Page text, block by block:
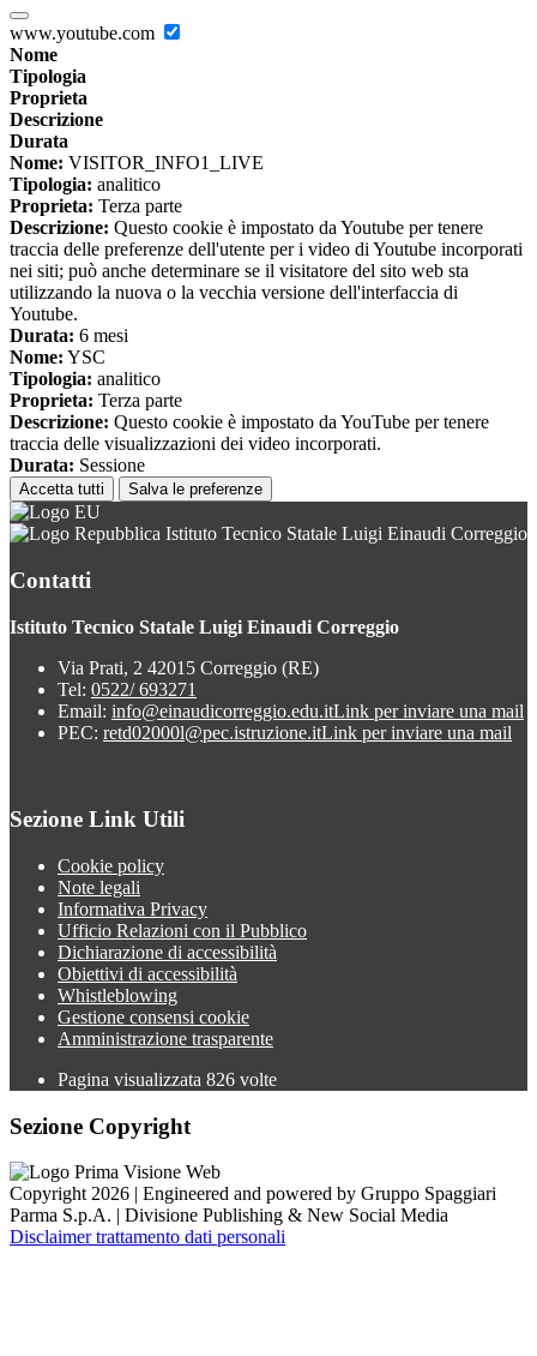
www.youtube.com
Nome
Tipologia
Proprieta
Descrizione
Durata
Nome: VISITOR_INFO1_LIVE
Tipologia: analitico
Proprieta: Terza parte
Descrizione: Questo cookie è impostato da Youtube per tenere
traccia delle preferenze dell'utente per i video di Youtube incorporati
nei siti; può anche determinare se il visitatore del sito web sta
utilizzando la nuova o la vecchia versione dell'interfaccia di
Youtube.
Durata: 6 mesi
Nome: YSC
Tipologia: analitico
Proprieta: Terza parte
Descrizione: Questo cookie è impostato da YouTube per tenere
traccia delle visualizzazioni dei video incorporati.
Durata: Sessione
Accetta tutti Salva le preferenze
Istituto Tecnico Statale Luigi Einaudi Correggio
Contatti
Istituto Tecnico Statale Luigi Einaudi Correggio
Via Prati, 2 42015 Correggio (RE)
Tel: 0522/ 693271
Email: info@einaudicorreggio.edu.itLink per inviare una mail
PEC: retd02000l@pec.istruzione.itLink per inviare una mail
Sezione Link Utili
Cookie policy
Note legali
Informativa Privacy
Ufficio Relazioni con il Pubblico
Dichiarazione di accessibilità
Obiettivi di accessibilità
Whistleblowing
Gestione consensi cookie
Amministrazione trasparente
Pagina visualizzata 826 volte
Sezione Copyright
Copyright 2026 | Engineered and powered by Gruppo Spaggiari
Parma S.p.A. | Divisione Publishing & New Social Media
Disclaimer trattamento dati personali